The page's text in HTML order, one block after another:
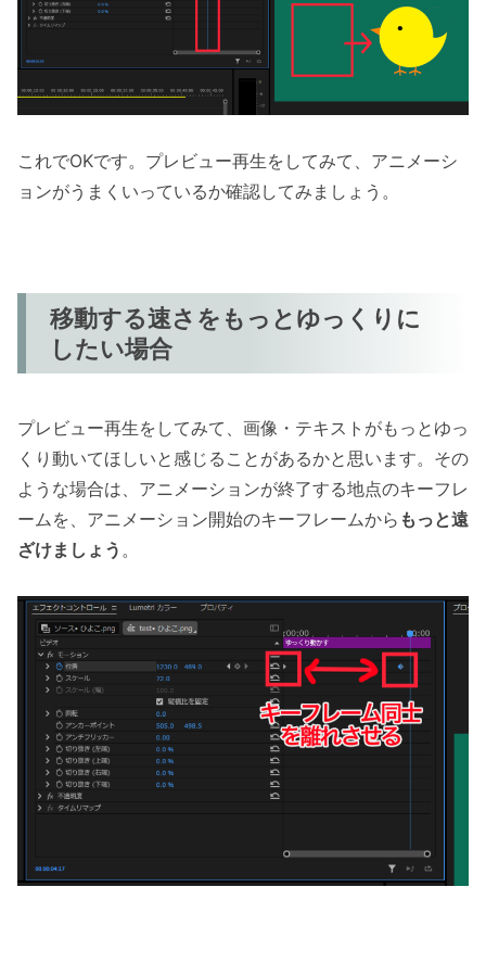
これでOKです。プレビュー再生をしてみて、アニメーシ
ョンがうまくいっているか確認してみましょう。
移動する速さをもっとゆっくりに
したい場合
プレビュー再生をしてみて、画像・テキストがもっとゆっ
くり動いてほしいと感じることがあるかと思います。その
ような場合は、アニメーションが終了する地点のキーフレ
ームを、アニメーション開始のキーフレームから もっと遠
ざけましょう 。